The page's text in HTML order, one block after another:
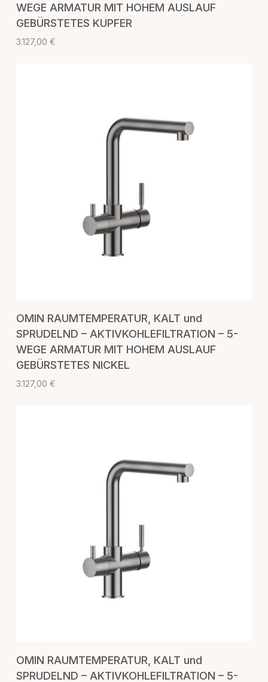
WEGE ARMATUR MIT HOHEM AUSLAUF
GEBÜRSTETES KUPFER
3.127,00 €
OMIN RAUMTEMPERATUR, KALT und
SPRUDELND – AKTIVKOHLEFILTRATION – 5-
WEGE ARMATUR MIT HOHEM AUSLAUF
GEBÜRSTETES NICKEL
3.127,00 €
OMIN RAUMTEMPERATUR, KALT und
SPRUDELND – AKTIVKOHLEFILTRATION – 5-